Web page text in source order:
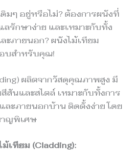
มๆ อยู่หรือไม่? ต้องการผนังที่
รักษาง่าย และเหมาะกับทั้ง
ะภายนอก? ผนังไม้เทียม
บสำหรับคุณ!
ผลิตจากวัสดุคุณภาพสูง มี
สันและสไตล์ เหมาะกับทั้งการ
ะภายนอกบ้าน ติดตั้งง่าย โดย
าญพิเศษ
เทียม (Cladding):